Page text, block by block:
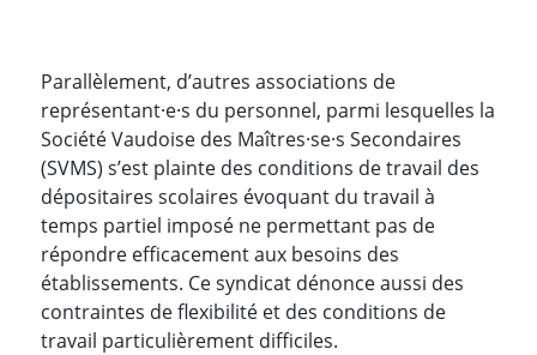
Parallèlement, d’autres associations de
représentant·e·s du personnel, parmi lesquelles la
Société Vaudoise des Maîtres·se·s Secondaires
(SVMS) s’est plainte des conditions de travail des
dépositaires scolaires évoquant du travail à
temps partiel imposé ne permettant pas de
répondre efficacement aux besoins des
établissements. Ce syndicat dénonce aussi des
contraintes de flexibilité et des conditions de
travail particulièrement difficiles.